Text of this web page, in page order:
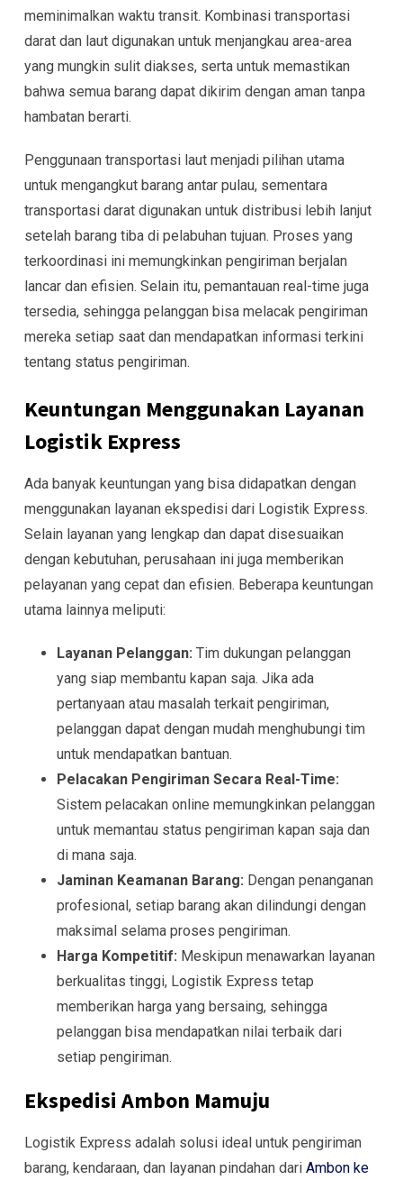
meminimalkan waktu transit. Kombinasi transportasi
darat dan laut digunakan untuk menjangkau area-area
yang mungkin sulit diakses, serta untuk memastikan
bahwa semua barang dapat dikirim dengan aman tanpa
hambatan berarti.
Penggunaan transportasi laut menjadi pilihan utama
untuk mengangkut barang antar pulau, sementara
transportasi darat digunakan untuk distribusi lebih lanjut
setelah barang tiba di pelabuhan tujuan. Proses yang
terkoordinasi ini memungkinkan pengiriman berjalan
lancar dan efisien. Selain itu, pemantauan real-time juga
tersedia, sehingga pelanggan bisa melacak pengiriman
mereka setiap saat dan mendapatkan informasi terkini
tentang status pengiriman.
Keuntungan Menggunakan Layanan
Logistik Express
Ada banyak keuntungan yang bisa didapatkan dengan
menggunakan layanan ekspedisi dari Logistik Express.
Selain layanan yang lengkap dan dapat disesuaikan
dengan kebutuhan, perusahaan ini juga memberikan
pelayanan yang cepat dan efisien. Beberapa keuntungan
utama lainnya meliputi:
Layanan Pelanggan: Tim dukungan pelanggan
yang siap membantu kapan saja. Jika ada
pertanyaan atau masalah terkait pengiriman,
pelanggan dapat dengan mudah menghubungi tim
untuk mendapatkan bantuan.
Pelacakan Pengiriman Secara Real-Time:
Sistem pelacakan online memungkinkan pelanggan
untuk memantau status pengiriman kapan saja dan
di mana saja.
Jaminan Keamanan Barang: Dengan penanganan
profesional, setiap barang akan dilindungi dengan
maksimal selama proses pengiriman.
Harga Kompetitif: Meskipun menawarkan layanan
berkualitas tinggi, Logistik Express tetap
memberikan harga yang bersaing, sehingga
pelanggan bisa mendapatkan nilai terbaik dari
setiap pengiriman.
Ekspedisi Ambon Mamuju
Logistik Express adalah solusi ideal untuk pengiriman
barang, kendaraan, dan layanan pindahan dari Ambon ke